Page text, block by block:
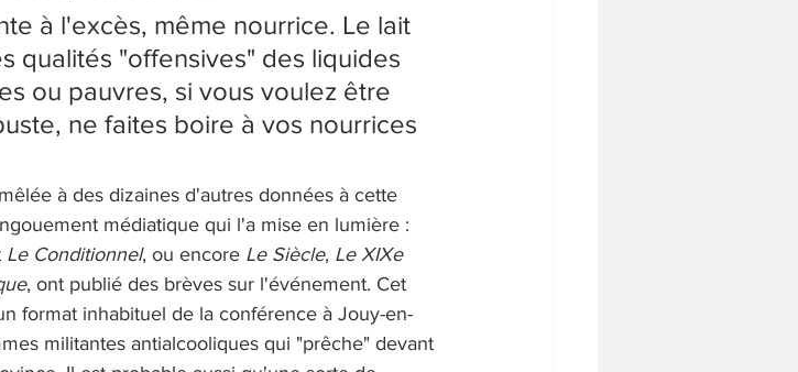
à l'excès, même nourrice. Le lait
qualités "offensives" des liquides
ou pauvres, si vous voulez être
ne faites boire à vos nourrices
à des dizaines d'autres données à cette
médiatique qui l'a mise en lumière :
Le Conditionnel, ou encore Le Siècle, Le XIXe
, ont publié des brèves sur l'événement. Cet
format inhabituel de la conférence à Jouy-en-
militantes antialcooliques qui "prêche" devant